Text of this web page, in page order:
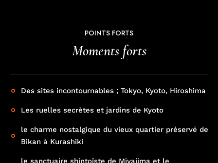
POINTS FORTS
Moments forts
Des sites incontournables ; Tokyo, Kyoto, Hiroshima
Les ruelles secrètes et jardins de Kyoto
le charme nostalgique du vieux quartier préservé de
Bikan à Kurashiki
le sanctuaire shintoïste de Miyajima et le